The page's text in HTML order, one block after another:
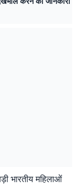
भारतीय महिलाओं